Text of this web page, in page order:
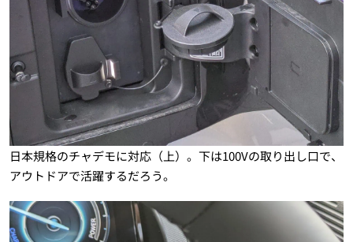
日本規格のチャデモに対応（上）。下は100Vの取り出し口で、
アウトドアで活躍するだろう。